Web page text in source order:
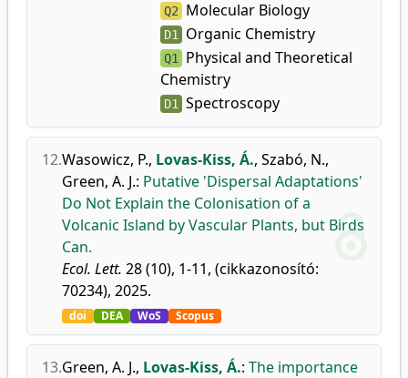
Q2 Molecular Biology
D1 Organic Chemistry
Q1
Physical and Theoretical
Chemistry
D1 Spectroscopy
12.Wasowicz, P., Lovas-Kiss, Á., Szabó, N.,
Green, A. J.: Putative 'Dispersal Adaptations'
Do Not Explain the Colonisation of a
Volcanic Island by Vascular Plants, but Birds
Can.
Ecol. Lett. 28 (10), 1-11, (cikkazonosító:
70234), 2025.
doi DEA WoS Scopus
13.Green, A. J., Lovas-Kiss, Á.: The importance